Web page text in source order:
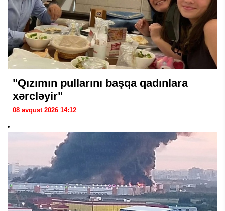
"Qızımın pullarını başqa qadınlara
xərcləyir"
08 avqust 2026 14:12